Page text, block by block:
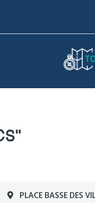
PLACE BASSE DES